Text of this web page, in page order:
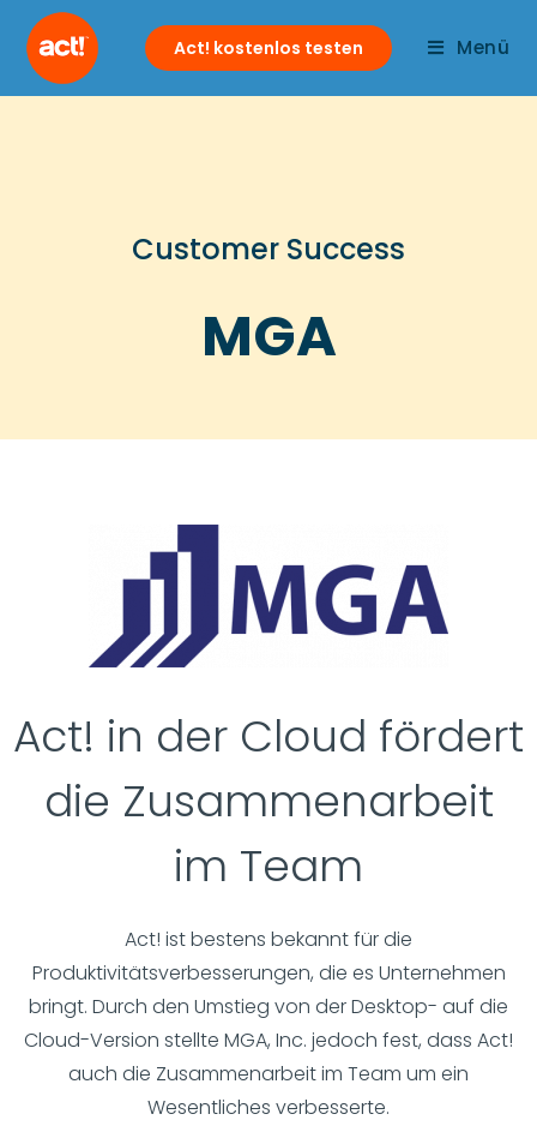
Menü
Act! kostenlos testen
Customer Success
MGA
Act! in der Cloud fördert
die Zusammenarbeit
im Team
Act! ist bestens bekannt für die
Produktivitätsverbesserungen, die es Unternehmen
bringt. Durch den Umstieg von der Desktop- auf die
Cloud-Version stellte MGA, Inc. jedoch fest, dass Act!
auch die Zusammenarbeit im Team um ein
Wesentliches verbesserte.